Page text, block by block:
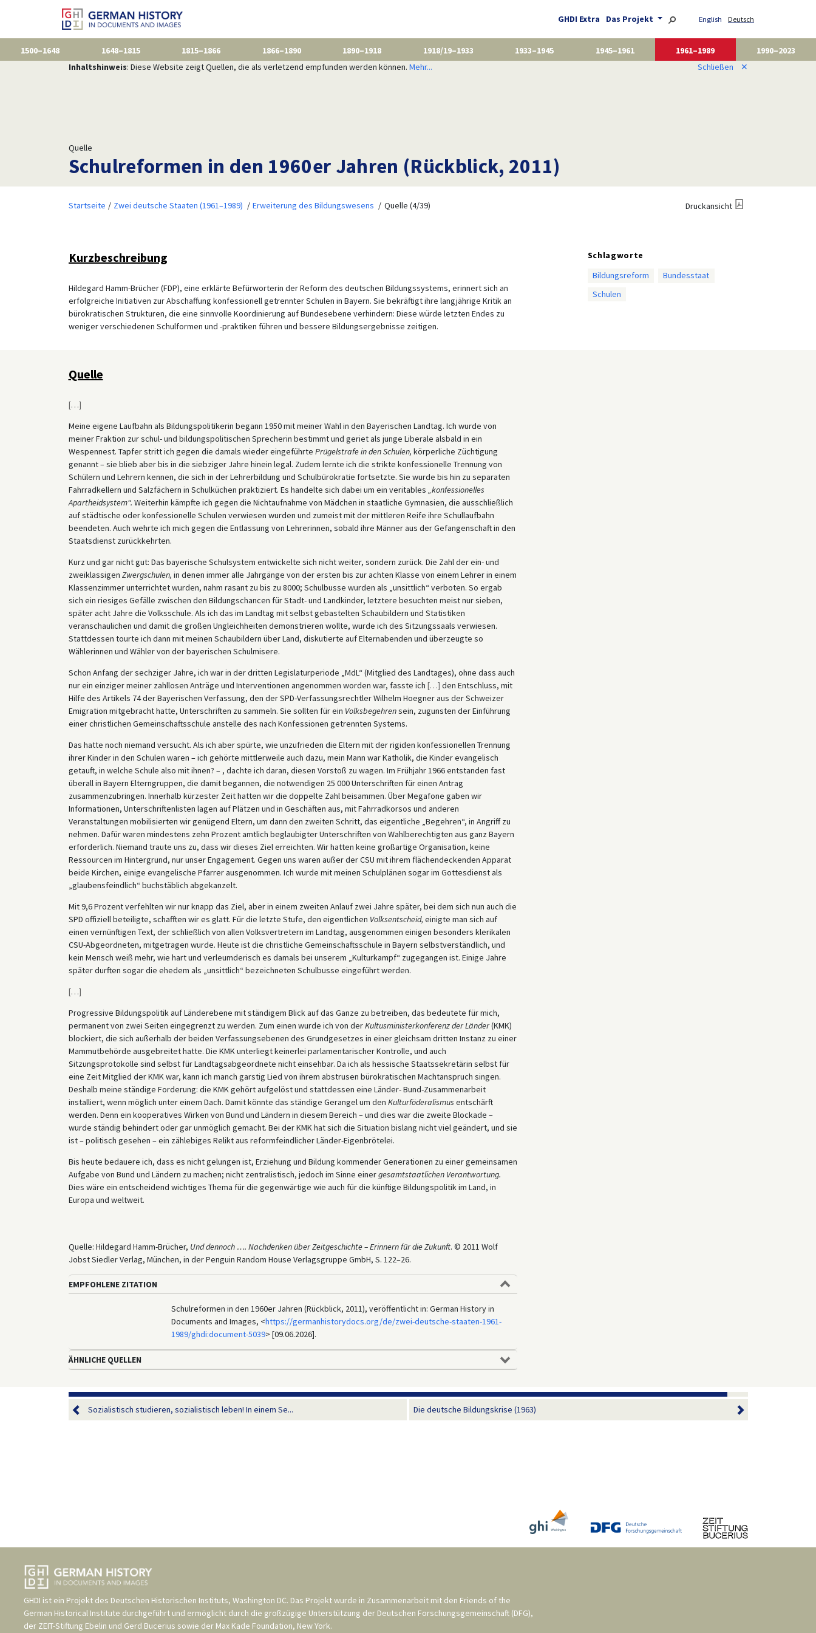
GHDI Extra Das Projekt English Deutsch
1500–1648 1648–1815 1815–1866 1866–1890 1890–1918 1918/19–1933 1933–1945 1945–1961 1961–1989
1990–2023
Inhaltshinweis: Diese Website zeigt Quellen, die als verletzend empfunden werden können. Mehr... Schließen ✕
Quelle
Schulreformen in den 1960er Jahren (Rückblick, 2011)
Startseite Zwei deutsche Staaten (1961–1989) Erweiterung des Bildungswesens Quelle (4/39) Druckansicht
Kurzbeschreibung
Hildegard Hamm-Brücher (FDP), eine erklärte Befürworterin der Reform des deutschen Bildungssystems, erinnert sich an
erfolgreiche Initiativen zur Abschaffung konfessionell getrennter Schulen in Bayern. Sie bekräftigt ihre langjährige Kritik an
bürokratischen Strukturen, die eine sinnvolle Koordinierung auf Bundesebene verhindern: Diese würde letzten Endes zu
weniger verschiedenen Schulformen und -praktiken führen und bessere Bildungsergebnisse zeitigen.
Schlagworte
Bildungsreform
Bundesstaat
Schulen
Quelle
[…]
Meine eigene Laufbahn als Bildungspolitikerin begann 1950 mit meiner Wahl in den Bayerischen Landtag. Ich wurde von
meiner Fraktion zur schul- und bildungspolitischen Sprecherin bestimmt und geriet als junge Liberale alsbald in ein
Wespennest. Tapfer stritt ich gegen die damals wieder eingeführte Prügelstrafe in den Schulen, körperliche Züchtigung
genannt – sie blieb aber bis in die siebziger Jahre hinein legal. Zudem lernte ich die strikte konfessionelle Trennung von
Schülern und Lehrern kennen, die sich in der Lehrerbildung und Schulbürokratie fortsetzte. Sie wurde bis hin zu separaten
Fahrradkellern und Salzfächern in Schulküchen praktiziert. Es handelte sich dabei um ein veritables „konfessionelles
Apartheidsystem“. Weiterhin kämpfte ich gegen die Nichtaufnahme von Mädchen in staatliche Gymnasien, die ausschließlich
auf städtische oder konfessionelle Schulen verwiesen wurden und zumeist mit der mittleren Reife ihre Schullaufbahn
beendeten. Auch wehrte ich mich gegen die Entlassung von Lehrerinnen, sobald ihre Männer aus der Gefangenschaft in den
Staatsdienst zurückkehrten.
Kurz und gar nicht gut: Das bayerische Schulsystem entwickelte sich nicht weiter, sondern zurück. Die Zahl der ein- und
zweiklassigen Zwergschulen, in denen immer alle Jahrgänge von der ersten bis zur achten Klasse von einem Lehrer in einem
Klassenzimmer unterrichtet wurden, nahm rasant zu bis zu 8000; Schulbusse wurden als „unsittlich“ verboten. So ergab
sich ein riesiges Gefälle zwischen den Bildungschancen für Stadt- und Landkinder, letztere besuchten meist nur sieben,
später acht Jahre die Volksschule. Als ich das im Landtag mit selbst gebastelten Schaubildern und Statistiken
veranschaulichen und damit die großen Ungleichheiten demonstrieren wollte, wurde ich des Sitzungssaals verwiesen.
Stattdessen tourte ich dann mit meinen Schaubildern über Land, diskutierte auf Elternabenden und überzeugte so
Wählerinnen und Wähler von der bayerischen Schulmisere.
Schon Anfang der sechziger Jahre, ich war in der dritten Legislaturperiode „MdL“ (Mitglied des Landtages), ohne dass auch
nur ein einziger meiner zahllosen Anträge und Interventionen angenommen worden war, fasste ich […] den Entschluss, mit
Hilfe des Artikels 74 der Bayerischen Verfassung, den der SPD-Verfassungsrechtler Wilhelm Hoegner aus der Schweizer
Emigration mitgebracht hatte, Unterschriften zu sammeln. Sie sollten für ein Volksbegehrensein, zugunsten der Einführung
einer christlichen Gemeinschaftsschule anstelle des nach Konfessionen getrennten Systems.
Das hatte noch niemand versucht. Als ich aber spürte, wie unzufrieden die Eltern mit der rigiden konfessionellen Trennung
ihrer Kinder in den Schulen waren – ich gehörte mittlerweile auch dazu, mein Mann war Katholik, die Kinder evangelisch
getauft, in welche Schule also mit ihnen? – , dachte ich daran, diesen Vorstoß zu wagen. Im Frühjahr 1966 entstanden fast
überall in Bayern Elterngruppen, die damit begannen, die notwendigen 25 000 Unterschriften für einen Antrag
zusammenzubringen. Innerhalb kürzester Zeit hatten wir die doppelte Zahl beisammen. Über Megafone gaben wir
Informationen, Unterschriftenlisten lagen auf Plätzen und in Geschäften aus, mit Fahrradkorsos und anderen
Veranstaltungen mobilisierten wir genügend Eltern, um dann den zweiten Schritt, das eigentliche „Begehren“, in Angriff zu
nehmen. Dafür waren mindestens zehn Prozent amtlich beglaubigter Unterschriften von Wahlberechtigten aus ganz Bayern
erforderlich. Niemand traute uns zu, dass wir dieses Ziel erreichten. Wir hatten keine großartige Organisation, keine
Ressourcen im Hintergrund, nur unser Engagement. Gegen uns waren außer der CSU mit ihrem flächendeckenden Apparat
beide Kirchen, einige evangelische Pfarrer ausgenommen. Ich wurde mit meinen Schulplänen sogar im Gottesdienst als
„glaubensfeindlich“ buchstäblich abgekanzelt.
Mit 9,6 Prozent verfehlten wir nur knapp das Ziel, aber in einem zweiten Anlauf zwei Jahre später, bei dem sich nun auch die
SPD offiziell beteiligte, schafften wir es glatt. Für die letzte Stufe, den eigentlichen Volksentscheid, einigte man sich auf
einen vernünftigen Text, der schließlich von allen Volksvertretern im Landtag, ausgenommen einigen besonders klerikalen
CSU-Abgeordneten, mitgetragen wurde. Heute ist die christliche Gemeinschaftsschule in Bayern selbstverständlich, und
kein Mensch weiß mehr, wie hart und verleumderisch es damals bei unserem „Kulturkampf“ zugegangen ist. Einige Jahre
später durften sogar die ehedem als „unsittlich“ bezeichneten Schulbusse eingeführt werden.
[…]
Progressive Bildungspolitik auf Länderebene mit ständigem Blick auf das Ganze zu betreiben, das bedeutete für mich,
permanent von zwei Seiten eingegrenzt zu werden. Zum einen wurde ich von derKultusministerkonferenz der Länder(KMK)
blockiert, die sich außerhalb der beiden Verfassungsebenen des Grundgesetzes in einer gleichsam dritten Instanz zu einer
Mammutbehörde ausgebreitet hatte. Die KMK unterliegt keinerlei parlamentarischer Kontrolle, und auch
Sitzungsprotokolle sind selbst für Landtagsabgeordnete nicht einsehbar. Da ich als hessische Staatssekretärin selbst für
eine Zeit Mitglied der KMK war, kann ich manch garstig Lied von ihrem abstrusen bürokratischen Machtanspruch singen.
Deshalb meine ständige Forderung: die KMK gehört aufgelöst und stattdessen eine Länder- Bund-Zusammenarbeit
installiert, wenn möglich unter einem Dach. Damit könnte das ständige Gerangel um den Kulturföderalismus entschärft
werden. Denn ein kooperatives Wirken von Bund und Ländern in diesem Bereich – und dies war die zweite Blockade –
wurde ständig behindert oder gar unmöglich gemacht. Bei der KMK hat sich die Situation bislang nicht viel geändert, und sie
ist – politisch gesehen – ein zählebiges Relikt aus reformfeindlicher Länder-Eigenbrötelei.
Bis heute bedauere ich, dass es nicht gelungen ist, Erziehung und Bildung kommender Generationen zu einer gemeinsamen
Aufgabe von Bund und Ländern zu machen; nicht zentralistisch, jedoch im Sinne einergesamtstaatlichen Verantwortung.
Dies wäre ein entscheidend wichtiges Thema für die gegenwärtige wie auch für die künftige Bildungspolitik im Land, in
Europa und weltweit.
Quelle: Hildegard Hamm-Brücher, Und dennoch …. Nachdenken über Zeitgeschichte – Erinnern für die Zukunft. © 2011 Wolf
Jobst Siedler Verlag, München, in der Penguin Random House Verlagsgruppe GmbH, S. 122–26.
EMPFOHLENE ZITATION
Schulreformen in den 1960er Jahren (Rückblick, 2011), veröffentlicht in: German History in
Documents and Images, <https://germanhistorydocs.org/de/zwei-deutsche-staaten-1961-
1989/ghdi:document-5039> [09.06.2026].
ÄHNLICHE QUELLEN
Sozialistisch studieren, sozialistisch leben! In einem Se... Die deutsche Bildungskrise (1963)
GHDI ist ein Projekt des Deutschen Historischen Instituts, Washington DC. Das Projekt wurde in Zusammenarbeit mit den Friends of the
German Historical Institute durchgeführt und ermöglicht durch die großzügige Unterstützung der Deutschen Forschungsgemeinschaft (DFG),
der ZEIT-Stiftung Ebelin und Gerd Bucerius sowie der Max Kade Foundation, New York.